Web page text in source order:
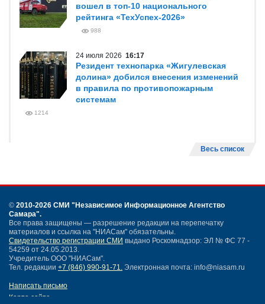
вошел в топ-10 национального
рейтинга «ТехУспех-2026»
988
24 июля 2026 16:17
Резидент технопарка «Жигулевская
долина» добился внесения изменений
в правила по противопожарным
системам
1214
Весь список
© 2010-2026 СМИ "Независимое Информационное Агентство
Самара".
Все права защищены — разрешение редакции на перепечатку
материалов и ссылка на "НИАСам" обязательны.
Свидетельство регистрации СМИ выдано Роскомнадзор: ЭЛ № ФС 77 -
54259 от 24.05.2013.
Учредитель ООО "НИАСам".
Тел. редакции +7 (846) 990-91-71. Электронная почта: info@niasam.ru
Написать письмо
Карта сайта